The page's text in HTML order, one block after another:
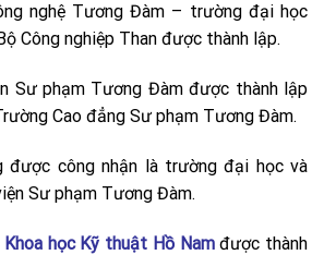
nghệ Tương Đàm – trường đại học
Công nghiệp Than được thành lập.
Sư phạm Tương Đàm được thành lập
Cao đẳng Sư phạm Tương Đàm.
được công nhận là trường đại học và
Sư phạm Tương Đàm.
học Kỹ thuật Hồ Namđược thành